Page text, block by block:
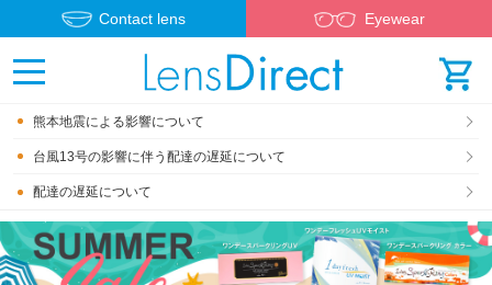
Contact lens Eyewear
熊本地震による影響について
台風13号の影響に伴う配達の遅延について
配達の遅延について